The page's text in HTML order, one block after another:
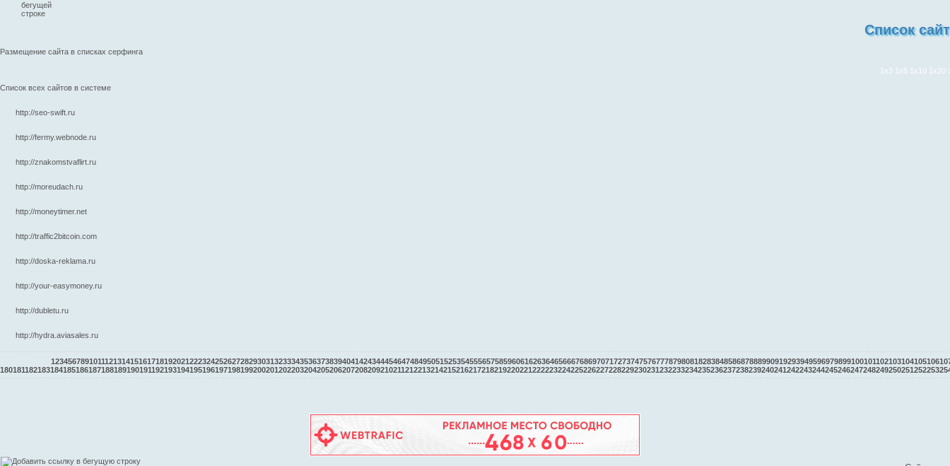
Список
Размещение сайта в списках серфинга
1x3 1x5 1x10 1x20
Список всех сайтов в системе
http://seo-swift.ru
http://fermy.webnode.ru
http://znakomstvaflirt.ru
http://moreudach.ru
http://moneytimer.net
http://traffic2bitcoin.com
http://doska-reklama.ru
http://your-easymoney.ru
http://dubletu.ru
http://hydra.aviasales.ru
123456789101112131415161718192021222324252627282930313233343536373839404142434445464748495051525354555657585960616263646566676869707172737475767778798081828384858687888990919293949596979899100101102103104105106
180181182183184185186187188189190191192193194195196197198199200201202203204205206207208209210211212213214215216217218219220221222223224225226227228229230231232233234235236237238239240241242243244245246247248249250251252253